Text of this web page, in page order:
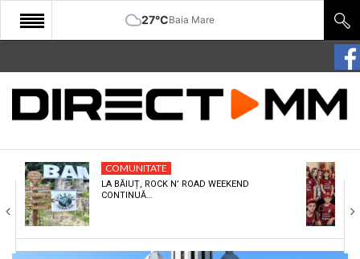
27°CBaia Mare
START
COMUNITATE
CULTURA
ECONOMIE
SANATATE
COMUNITATE
LA BĂIUȚ, ROCK N’ ROAD WEEKEND
CONTINUĂ…